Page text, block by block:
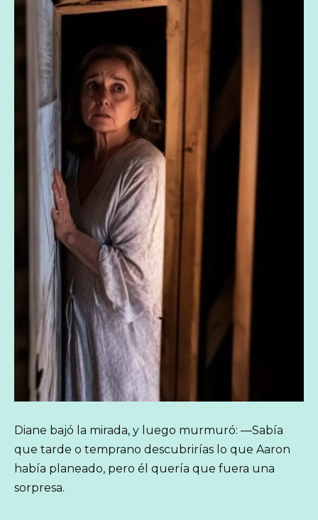
Diane bajó la mirada, y luego murmuró: —Sabía
que tarde o temprano descubrirías lo que Aaron
había planeado, pero él quería que fuera una
sorpresa.